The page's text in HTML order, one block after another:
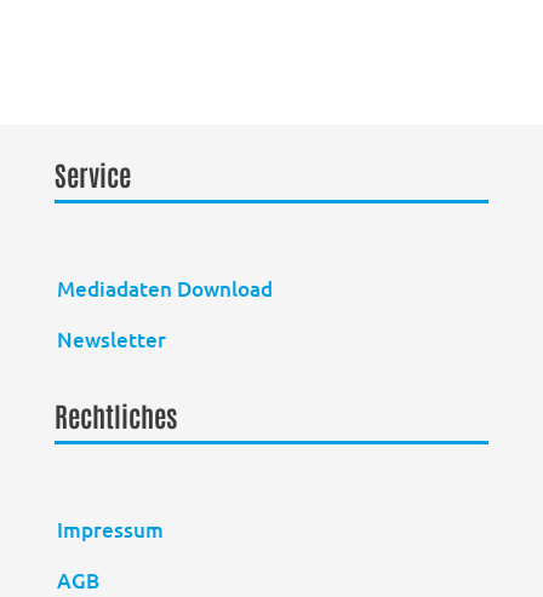
Service
Mediadaten Download
Newsletter
Rechtliches
Impressum
AGB